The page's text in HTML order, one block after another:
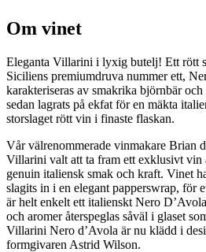
Om vinet
Eleganta Villarini i lyxig butelj! Ett rött
Siciliens premiumdruva nummer ett,
karakteriseras av smakrika björnbär
sedan lagrats på ekfat för en mäkta
storslaget rött vin i finaste flaskan.
Vår välrenommerade vinmakare Brian
Villarini valt att ta fram ett exklusivt vin
genuin italiensk smak och kraft. Vinet
slagits in i en elegant papperswrap, för
är helt enkelt ett italienskt Nero
och aromer återspeglas såväl i glaset
Villarini Nero d’Avola är nu klädd i
formgivaren Astrid Wilson.